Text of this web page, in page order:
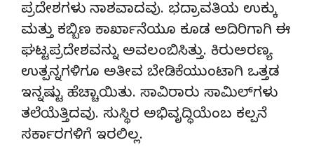
ಪ್ರದೇಶಗಳು ನಾಶವಾದವು. ಭದ್ರಾವತಿಯ ಉಕ್ಕು
ಮತ್ತು ಕಬ್ಬಿಣ ಕಾರ್ಖಾನೆಯೂ ಕೂಡ ಅದಿರಿಗಾಗಿ ಈ
ಘಟ್ಟಪ್ರದೇಶವನ್ನು ಅವಲಂಬಿಸಿತ್ತು. ಕಿರುಅರಣ್ಯ
ಉತ್ಪನ್ನಗಳಿಗೂ ಅತೀವ ಬೇಡಿಕೆಯುಂಟಾಗಿ ಒತ್ತಡ
ಇನ್ನಷ್ಟು ಹೆಚ್ಚಾಯಿತು. ಸಾವಿರಾರು ಸಾಮಿಲ್‌ಗಳು
ತಲೆಯೆತ್ತಿದವು. ಸುಸ್ಥಿರ ಅಭಿವೃದ್ಧಿಯೆಂಬ ಕಲ್ಪನೆ
ಸರ್ಕಾರಗಳಿಗೆ ಇರಲಿಲ್ಲ.